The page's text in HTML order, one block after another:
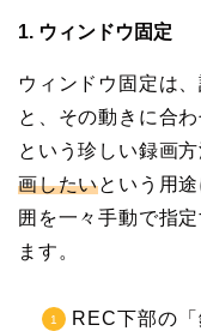
1. ウィンドウ固定
ウィンドウ固定は
と、その動きに合
という珍しい録画
画したいという用
囲を一々手動で指
ます。
REC下部の